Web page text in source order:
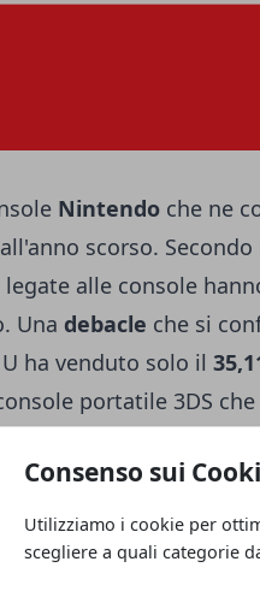
Consenso sui
Utilizziamo i cookie per
scegliere a quali categorie
Nintendo che ne
scorso.
alle console
Una debacle che si
ha venduto solo il
portatile 3DS
diversaperi
al 2013, mentre